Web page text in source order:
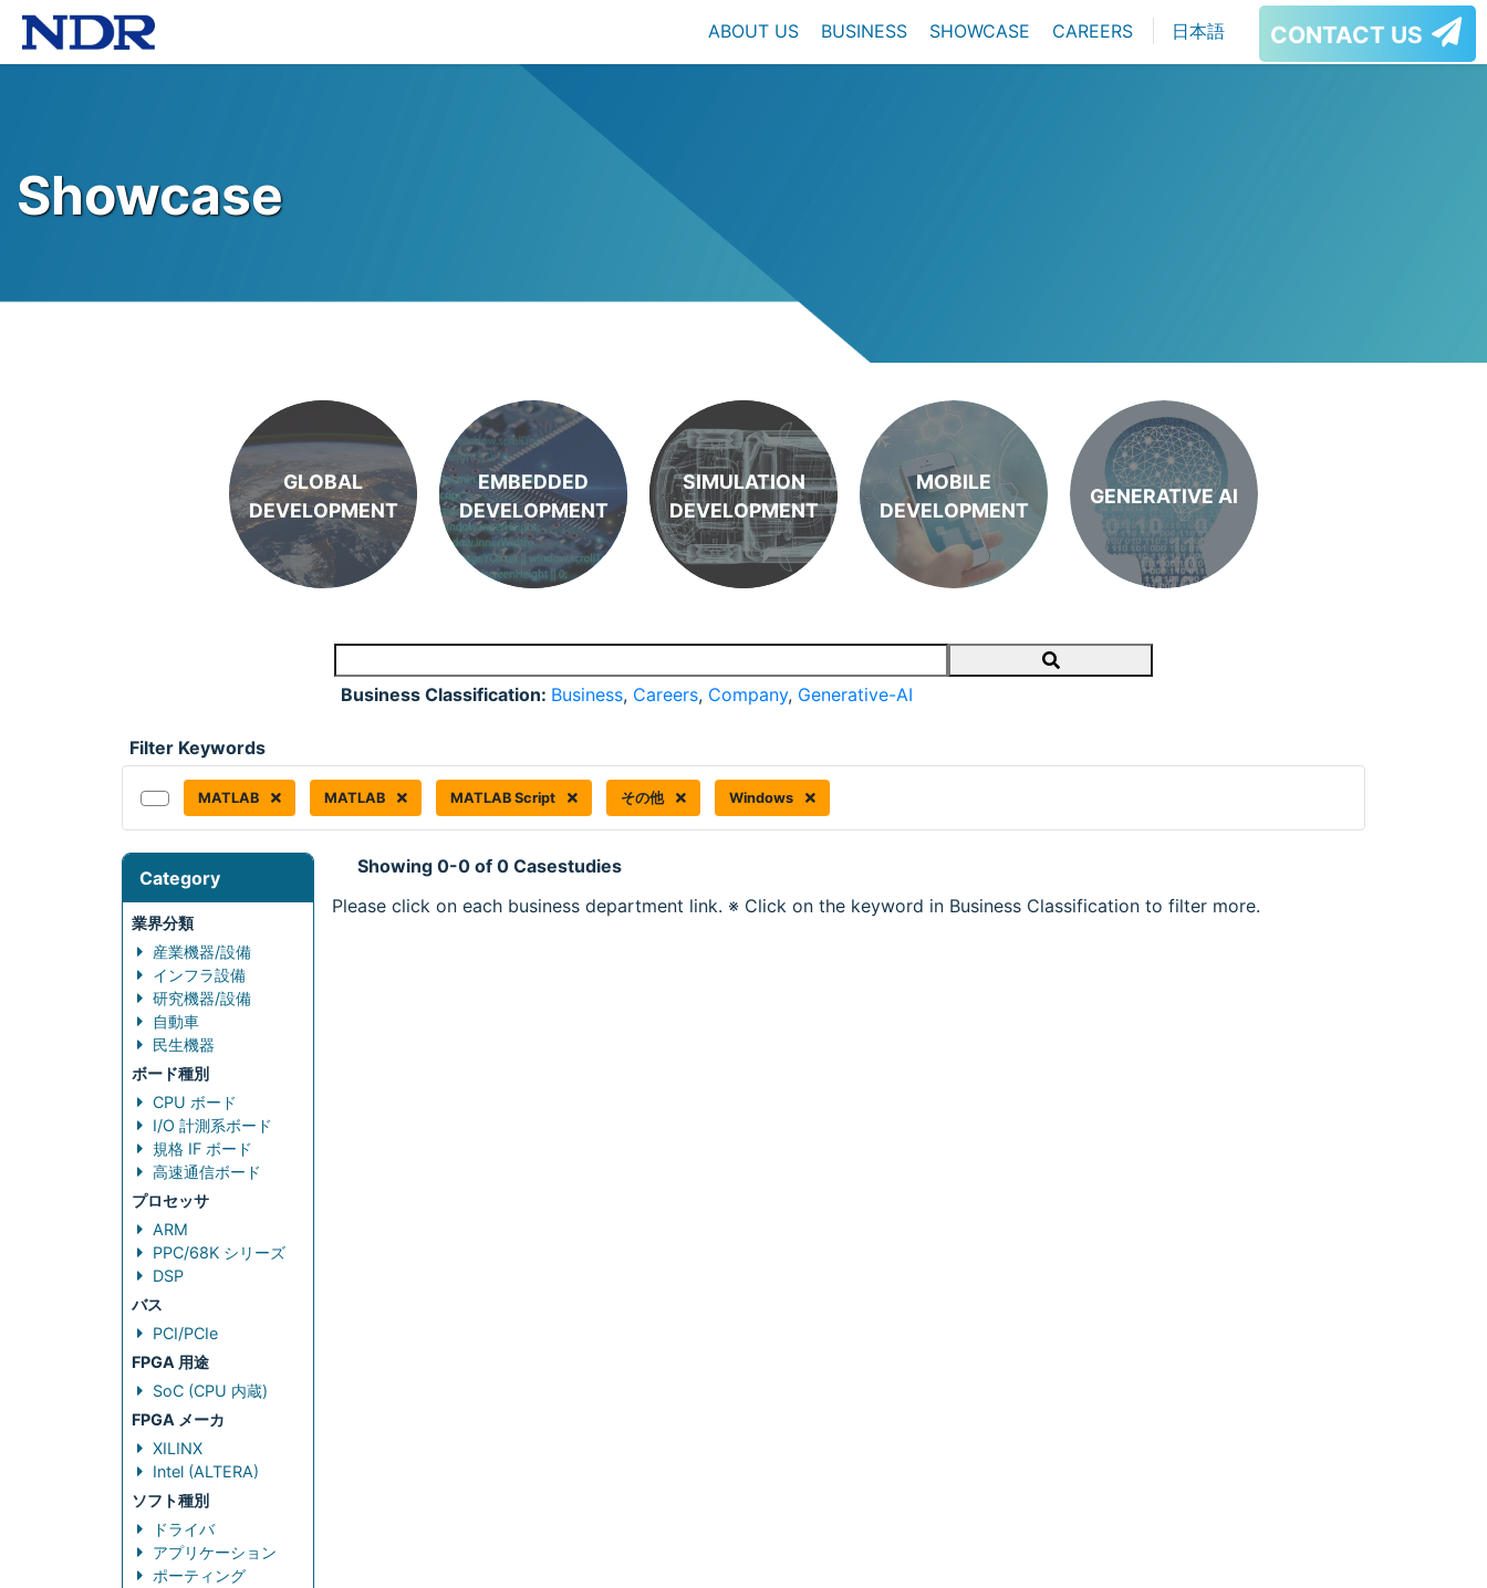
ABOUT US BUSINESS SHOWCASE CAREERS 日本語 CONTACT US
Showcase
GLOBAL
DEVELOPMENT
EMBEDDED
DEVELOPMENT
SIMULATION
DEVELOPMENT
MOBILE
DEVELOPMENT
GENERATIVE AI
Search
Business Classification: Business, Careers, Company, Generative-AI
Filter Keywords
MATLAB MATLAB MATLAB Script その他 Windows
Category
業界分類
産業機器/設備
インフラ設備
研究機器/設備
自動車
民生機器
ボード種別
CPU ボード
I/O 計測系ボード
規格 IF ボード
高速通信ボード
プロセッサ
ARM
PPC/68K シリーズ
DSP
バス
PCI/PCIe
FPGA 用途
SoC (CPU 内蔵)
FPGA メーカ
XILINX
Intel (ALTERA)
ソフト種別
ドライバ
アプリケーション
ポーティング
Showing 0-0 of 0 Casestudies
Please click on each business department link. ※ Click on the keyword in Business Classification to filter more.